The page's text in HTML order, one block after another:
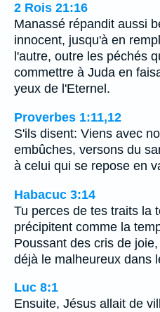
2 Rois 21:16
Manassé répandit aussi
innocent, jusqu'à en
l'autre, outre les péchés
commettre à Juda en
yeux de l'Eternel.
Proverbes 1:11,12
S'ils disent: Viens avec
embûches, versons du
à celui qui se repose en
Habacuc 3:14
Tu perces de tes traits la
précipitent comme la
Poussant des cris de
déjà le malheureux dans
Luc 8:1
Ensuite, Jésus allait de